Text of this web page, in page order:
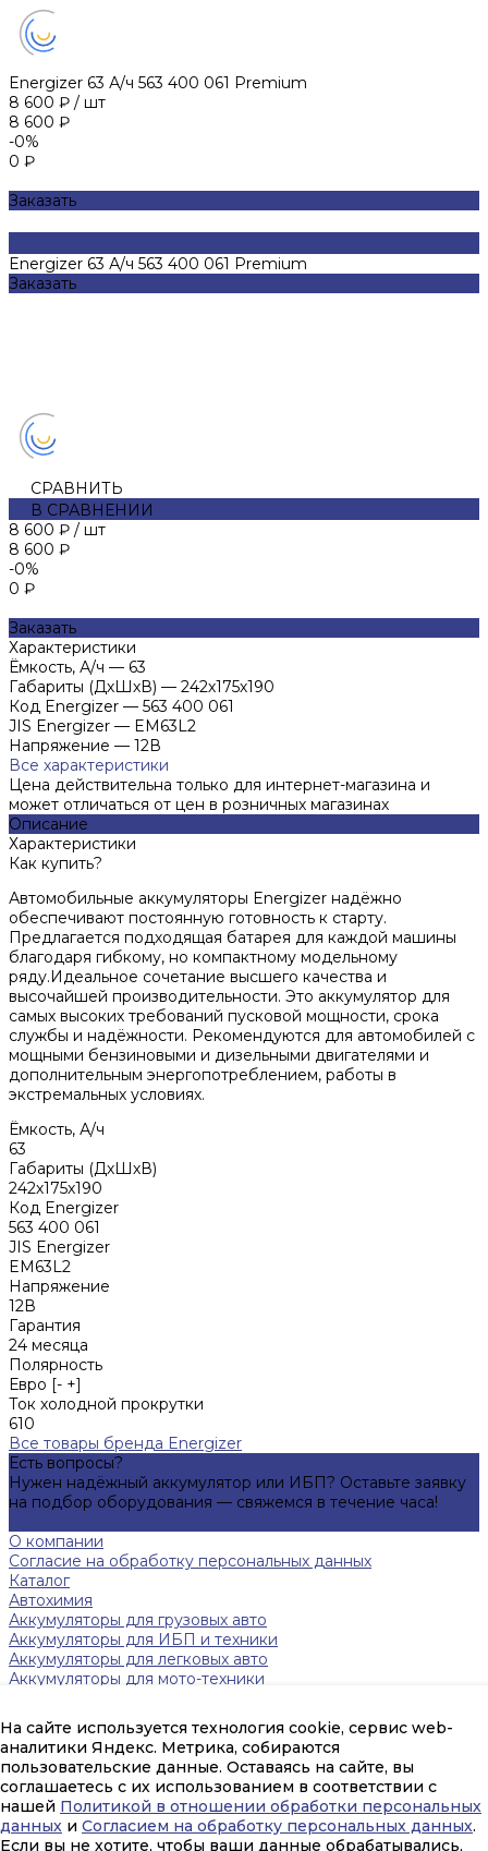
На сайте используется технология cookie, сервис web-
аналитики Яндекс. Метрика, собираются
пользовательские данные. Оставаясь на сайте, вы
соглашаетесь с их использованием в соответствии с
нашей Политикой в отношении обработки персональных
данных и Согласием на обработку персональных данных.
Если вы не хотите, чтобы ваши данные обрабатывались,
Energizer 63 А/ч 563 400 061 Premium
8 600 ₽ / шт
8 600 ₽
-0%
0 ₽
Заказать
Energizer 63 А/ч 563 400 061 Premium
Заказать
СРАВНИТЬ
В СРАВНЕНИИ
8 600 ₽ / шт
8 600 ₽
-0%
0 ₽
Заказать
Характеристики
Ёмкость, А/ч — 63
Габариты (ДхШхВ) — 242х175х190
Код Energizer — 563 400 061
JIS Energizer — EM63L2
Напряжение — 12В
Все характеристики
Цена действительна только для интернет-магазина и
может отличаться от цен в розничных магазинах
Описание
Характеристики
Как купить?
Автомобильные аккумуляторы Energizer надёжно
обеспечивают постоянную готовность к старту.
Предлагается подходящая батарея для каждой машины
благодаря гибкому, но компактному модельному
ряду.Идеальное сочетание высшего качества и
высочайшей производительности. Это аккумулятор для
самых высоких требований пусковой мощности, срока
службы и надёжности. Рекомендуются для автомобилей с
мощными бензиновыми и дизельными двигателями и
дополнительным энергопотреблением, работы в
экстремальных условиях.
Ёмкость, А/ч
63
Габариты (ДхШхВ)
242х175х190
Код Energizer
563 400 061
JIS Energizer
EM63L2
Напряжение
12В
Гарантия
24 месяца
Полярность
Евро [- +]
Ток холодной прокрутки
610
Все товары бренда Energizer
Есть вопросы?
Нужен надёжный аккумулятор или ИБП? Оставьте заявку
на подбор оборудования — свяжемся в течение часа!
О компании
Согласие на обработку персональных данных
Каталог
Автохимия
Аккумуляторы для грузовых авто
Аккумуляторы для ИБП и техники
Аккумуляторы для легковых авто
Аккумуляторы для мото-техники
Инверторы
Источники бесперебойного питания
Тяговые аккумуляторы FAAM
Помощь
Оплата и гарантия
Доставка
mail@amperpeterburg.ru